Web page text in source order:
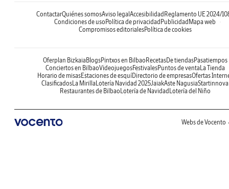
ContactarQuiénes somosAviso legal Accesibilidad Reglamento UE 2024/
Condiciones de uso Política de privacidad Publicidad Mapa web
Compromisos editorialesPolítica de cookies
Oferplan Bizkaia BlogsPintxos en Bilbao RecetasDe tiendasPasatiempos
Conciertos en BilbaoVideojuegosFestivalesPuntos de venta La Tienda
Horario de misasEstaciones de esquíDirectorio de empresasOfertas
ClasificadosLa Mirilla Lotería Navidad 2025JaiakAste NagusiaStartinnova
Restaurantes de Bilbao Lotería de Navidad Lotería del Niño
Webs de Vocento